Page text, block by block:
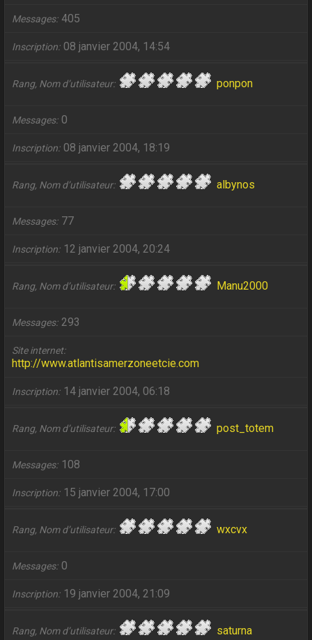
Messages 405
Inscription 08 janvier 2004, 14:54
Rang, Nom d’utilisateur ponpon
Messages 0
Inscription 08 janvier 2004, 18:19
Rang, Nom d’utilisateur albynos
Messages 77
Inscription 12 janvier 2004, 20:24
Rang, Nom d’utilisateur Manu2000
Messages 293
Site internet
http://www.atlantisamerzoneetcie.com
Inscription 14 janvier 2004, 06:18
Rang, Nom d’utilisateur post_totem
Messages 108
Inscription 15 janvier 2004, 17:00
Rang, Nom d’utilisateur wxcvx
Messages 0
Inscription 19 janvier 2004, 21:09
Rang, Nom d’utilisateur saturna